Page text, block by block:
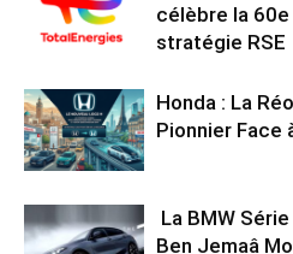
célèbre la
stratégie RSE
Honda : La
Pionnier Face
La BMW
Ben Jemaâ